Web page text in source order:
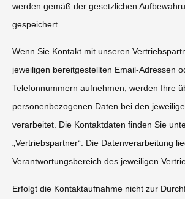
werden gemäß der gesetzlichen
gespeichert.
Wenn Sie Kontakt mit unseren
jeweiligen bereitgestellten Email-Adressen
Telefonnummern aufnehmen, werden Ihre
personenbezogenen Daten bei den
verarbeitet. Die Kontaktdaten finden Sie
„Vertriebspartner“. Die Datenverarbeitung
Verantwortungsbereich des jeweiligen
Erfolgt die Kontaktaufnahme nicht zur